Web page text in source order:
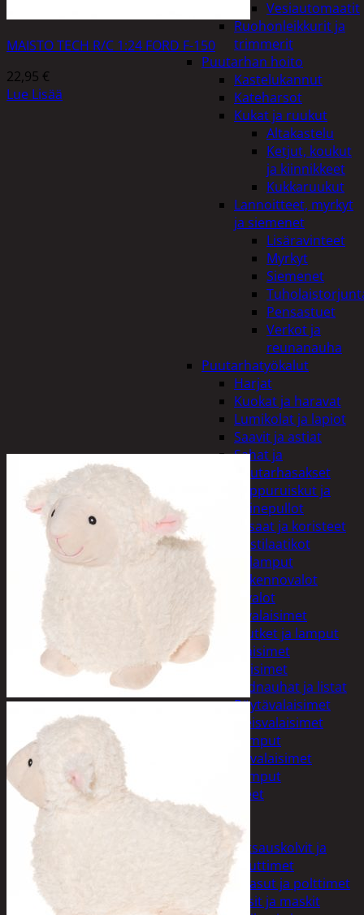
Vesiautomaatit
Ruohonleikkurit ja
trimmerit
Puutarhan hoito
Kastelukannut
Kateharsot
Kukat ja ruukut
Altakastelu
Ketjut, koukut
ja kiinnikkeet
Kukkaruukut
Lannoitteet, myrkyt
ja siemenet
Lisäravinteet
Myrkyt
Siemenet
Pensastuet
Verkot ja
reunanauha
Puutarhatyökalut
Harjat
Kuokat ja haravat
Lumikolat ja lapiot
Saavit ja astiat
Sahat ja
puutarhasakset
Reppuruiskut ja
painepullot
Pihapatsaat ja koristeet
Postilaatikot
Valaisimet ja lamput
Aurinkokennovalot
Koristevalot
Koristevalaisimet
Loisteputket ja lamput
Pihavalaisimet
Sisävalaisimet
Lednauhat ja listat
Pöytävalaisimet
Yleisvalaisimet
Taskulamput
Työmaavalaisimet
Taskulamput
Tarvikkeet
Työkalut
Hitsaus
Hitsauskolvit ja
suuttimet
Kaasut ja polttimet
Lasit ja maskit
MAISTO TECH R/C 1:24 FORD F-150
22,95 €
Lue Lisää